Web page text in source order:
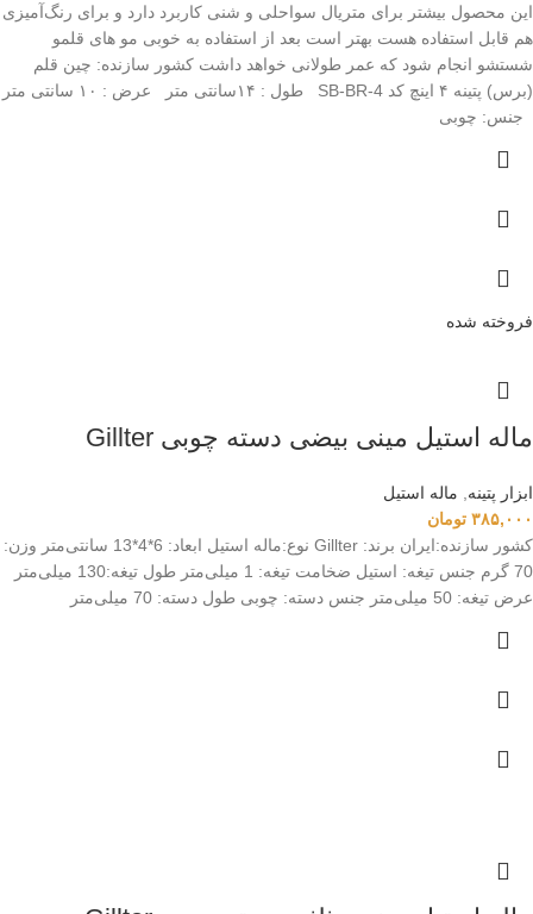
این محصول بیشتر برای متریال سواحلی و شنی کاربرد دارد و برای رنگ‌آمیزی
هم قابل استفاده هست بهتر است بعد از استفاده به خوبی مو های قلمو
شستشو انجام شود که عمر طولانی خواهد داشت کشور سازنده: چین قلم
(برس) پتینه ۴ اینچ کد SB-BR-4 طول : ۱۴سانتی متر عرض : ۱۰ سانتی متر
جنس: چوبی
فروخته شده
ماله استیل مینی بیضی دسته چوبی Gillter
ابزار پتینه
ماله استیل
۳۸۵,۰۰۰ تومان
کشور سازنده:ایران برند: Gillter نوع:ماله استیل ابعاد: 6*4*13 سانتی‌متر وزن:
70 گرم جنس تیغه: استیل ضخامت تیغه: 1 میلی‌متر طول تیغه:130 میلی‌متر
عرض تیغه: 50 میلی‌متر جنس دسته: چوبی طول دسته: 70 میلی‌متر